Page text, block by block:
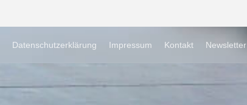
Datenschutzerklärung Impressum Kontakt Newsletter